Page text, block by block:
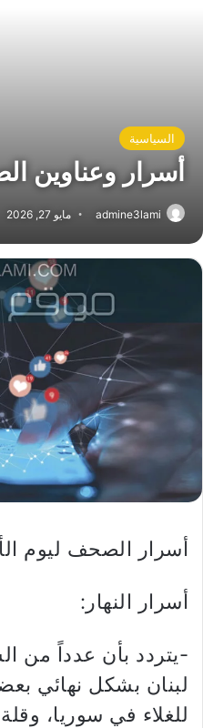
السياسية
أسرار وعناوين
admine3lami مايو 27, 2026
أسرار الصحف ليوم الأربعاء
أسرار النهار:
-يتردد بأن عدداً من
لبنان بشكل نهائي
للغلاء في سوريا،